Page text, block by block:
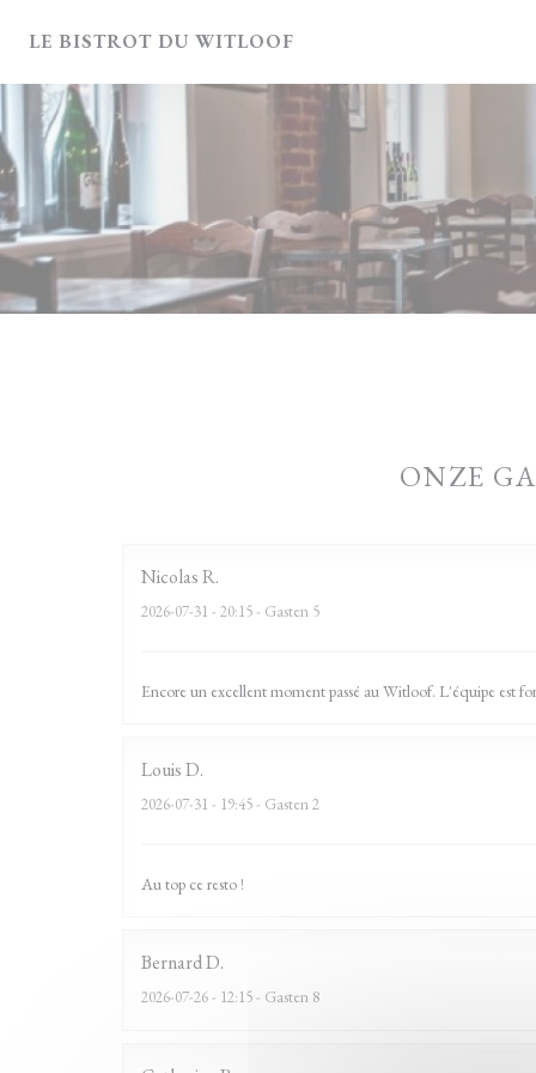
LE BISTROT DU WITLOOF
ONZE
NicolasR
2026-07-31 - 20:15 - Gasten 5
Encore un excellent moment passé au Witloof. L'équipe est
LouisD
2026-07-31 - 19:45 - Gasten 2
Au top ce resto !
BernardD
2026-07-26- 12:15 - Gasten 8